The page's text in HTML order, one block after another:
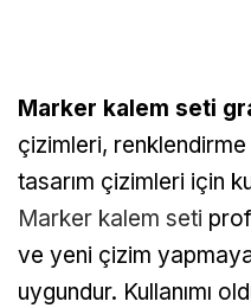
Marker kalem seti
çizimleri,
tasarım çizimleri için
Marker kalem seti
ve yeni çizim
uygundur. Kullanımı